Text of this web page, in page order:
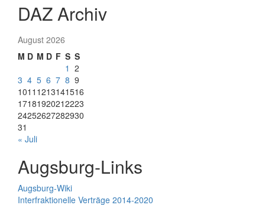
DAZ Archiv
August 2026
M D M D F S S
1 2
3 4 5 6 7 8 9
1011 1213141516
17181920212223
24252627282930
31
« Juli
Augsburg-Links
Augsburg-Wiki
Interfraktionelle Verträge 2014-2020